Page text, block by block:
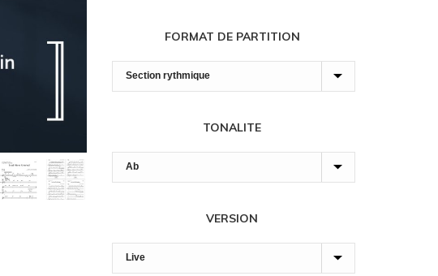
FORMAT DE PARTITION
TONALITE
VERSION